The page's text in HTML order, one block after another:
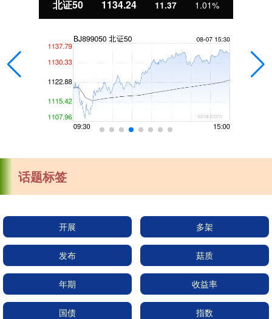
北证50 1134.24 11.37 1.01%
话题标签
开展 多架
发布 菇质
年期 收益率
国债 指数